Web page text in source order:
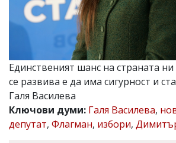
Касабова,
еmail:k.kassabova@flagman.bg
Иван
Колев,
email:
office@flagman.bg
Коментарите
под
Единственият шанс на страната
се развива е да има сигурност и
Галя Василева
Ключови думи: Галя Василева,
депутат, Флагман, избори,